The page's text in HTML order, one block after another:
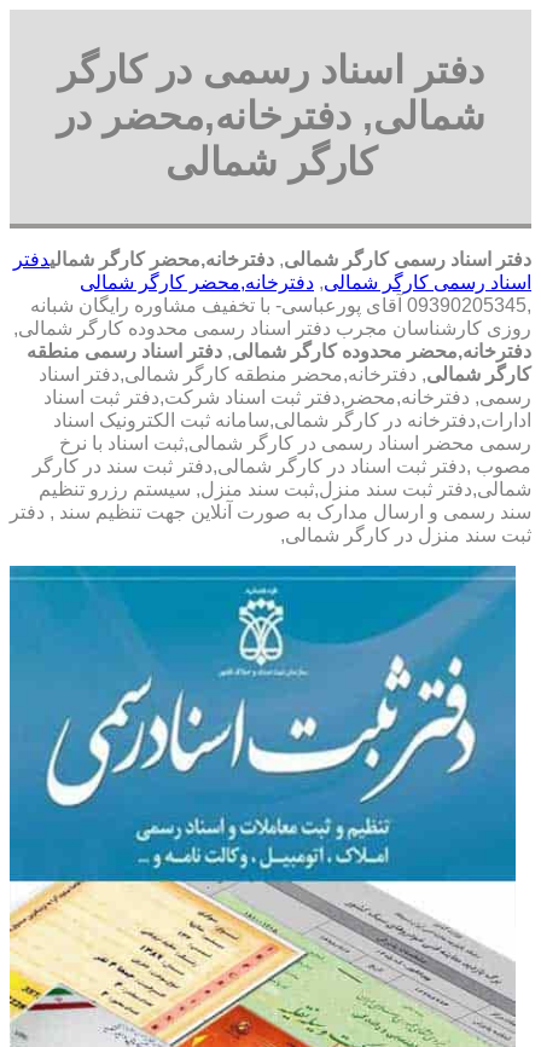
دفتر اسناد رسمی در کارگر
شمالی, دفترخانه,محضر در
کارگر شمالی
دفتر اسناد رسمی کارگر شمالی, دفترخانه,محضر کارگر شمالیدفتر
اسناد رسمی کارگر شمالی, دفترخانه,محضر کارگر شمالی
,09390205345 آقای پورعباسی- با تخفیف مشاوره رايگان شبانه
روزی کارشناسان مجرب دفتر اسناد رسمی محدوده کارگر شمالی,
دفترخانه,محضر محدوده کارگر شمالی, دفتر اسناد رسمی منطقه
کارگر شمالی, دفترخانه,محضر منطقه کارگر شمالی,دفتر اسناد
رسمی, دفترخانه,محضر,دفتر ثبت اسناد شرکت,دفتر ثبت اسناد
ادارات,دفترخانه در کارگر شمالی,سامانه ثبت الکترونیک اسناد
رسمی محضر اسناد رسمی در کارگر شمالی,ثبت اسناد با نرخ
مصوب ,دفتر ثبت اسناد در کارگر شمالی,دفتر ثبت سند در کارگر
شمالی,دفتر ثبت سند منزل,ثبت سند منزل, سیستم رزرو تنظیم
سند رسمی و ارسال مدارک به صورت آنلاین جهت تنظیم سند , دفتر
ثبت سند منزل در کارگر شمالی,